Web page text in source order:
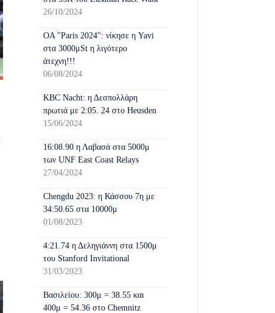
26/10/2024
OA "Paris 2024": νίκησε η Yavi
στα 3000μSt η λιγότερο
άτεχνη!!!
06/08/2024
KBC Nacht: η Δεσπολλάρη
πρωτιά με 2:05. 24 στο Heusden
15/06/2024
16:08.90 η Λαβασά στα 5000μ
των UNF East Coast Relays
27/04/2024
Chengdu 2023: η Κάσσου 7η με
34:50.65 στα 10000μ
01/08/2023
4:21.74 η Δεληγιάννη στα 1500μ
του Stanford Invitational
31/03/2023
Βασιλείου: 300μ = 38.55 και
400μ = 54.36 στο Chemnitz